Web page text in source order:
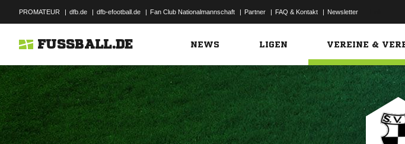
PROMATEUR | dfb.de | dfb-efootball.de | Fan Club Nationalmannschaft | Partner | FAQ & Kontakt | Newsletter
FUSSBALL.DE NEWS LIGEN VEREINE &